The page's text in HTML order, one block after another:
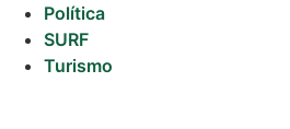
Serviços Tibau
do Sul
Política
SURF
Turismo